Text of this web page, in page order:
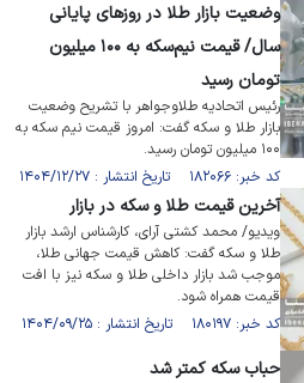
وضعیت بازار طلا در روزهای پایانی
سال/ قیمت نیم‌سکه به ۱۰۰ میلیون
تومان رسید
رئیس اتحادیه طلاوجواهر با تشریح وضعیت
بازار طلا و سکه گفت: امروز قیمت نیم سکه به
۱۰۰ میلیون تومان رسید.
کد خبر: ۱۸۲۰۶۶ تاریخ انتشار : ۱۴۰۴/۱۲/۲۷
آخرین قیمت طلا و سکه در بازار
ویدیو/ محمد کشتی آرای، کارشناس ارشد بازار
طلا و سکه گفت: کاهش قیمت جهانی طلا،
موجب شد بازار داخلی طلا و سکه نیز با افت
قیمت همراه شود.
کد خبر: ۱۸۰۱۹۷ تاریخ انتشار : ۱۴۰۴/۰۹/۲۵
حباب سکه کمتر شد